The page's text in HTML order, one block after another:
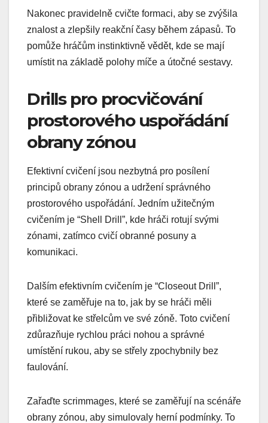
Nakonec pravidelně cvičte formaci, aby se zvýšila
znalost a zlepšily reakční časy během zápasů. To
pomůže hráčům instinktivně vědět, kde se mají
umístit na základě polohy míče a útočné sestavy.
Drills pro procvičování
prostorového uspořádání
obrany zónou
Efektivní cvičení jsou nezbytná pro posílení
principů obrany zónou a udržení správného
prostorového uspořádání. Jedním užitečným
cvičením je “Shell Drill”, kde hráči rotují svými
zónami, zatímco cvičí obranné posuny a
komunikaci.
Dalším efektivním cvičením je “Closeout Drill”,
které se zaměřuje na to, jak by se hráči měli
přibližovat ke střelcům ve své zóně. Toto cvičení
zdůrazňuje rychlou práci nohou a správné
umístění rukou, aby se střely zpochybnily bez
faulování.
Zařaďte scrimmages, které se zaměřují na scénáře
obrany zónou, aby simulovaly herní podmínky. To